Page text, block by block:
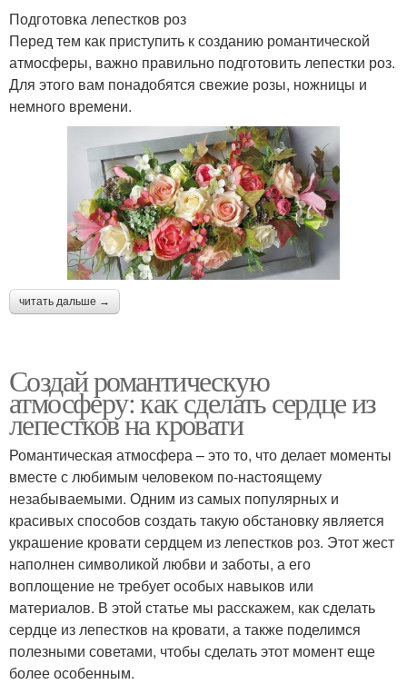
Подготовка лепестков роз
Перед тем как приступить к созданию романтической
атмосферы, важно правильно подготовить лепестки роз.
Для этого вам понадобятся свежие розы, ножницы и
немного времени.
читать дальше →
Создай романтическую
атмосферу: как сделать сердце из
лепестков на кровати
Романтическая атмосфера – это то, что делает моменты
вместе с любимым человеком по-настоящему
незабываемыми. Одним из самых популярных и
красивых способов создать такую обстановку является
украшение кровати сердцем из лепестков роз. Этот жест
наполнен символикой любви и заботы, а его
воплощение не требует особых навыков или
материалов. В этой статье мы расскажем, как сделать
сердце из лепестков на кровати, а также поделимся
полезными советами, чтобы сделать этот момент еще
более особенным.